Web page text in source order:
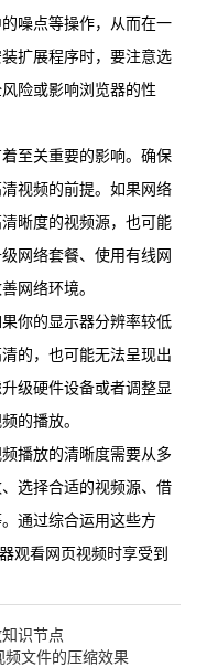
噪点等操作，从而在一
扩展程序时，要注意选
险或影响浏览器的性
至关重要的影响。确保
视频的前提。如果网络
晰度的视频源，也可能
网络套餐、使用有线网
网络环境。
你的显示器分辨率较低
的，也可能无法呈现出
级硬件设备或者调整显
的播放。
播放的清晰度需要从多
选择合适的视频源、借
通过综合运用这些方
观看网页视频时享受到
识节点
频文件的压缩效果